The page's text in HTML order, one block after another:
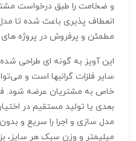
و ضخامت را طبق درخواست
مطمئن و پرفروش در پروژه‌ های
این آویز به گونه‌ ای طراحی
سایر فلزات گرانبها است و
بعدی یا تولید مستقیم در